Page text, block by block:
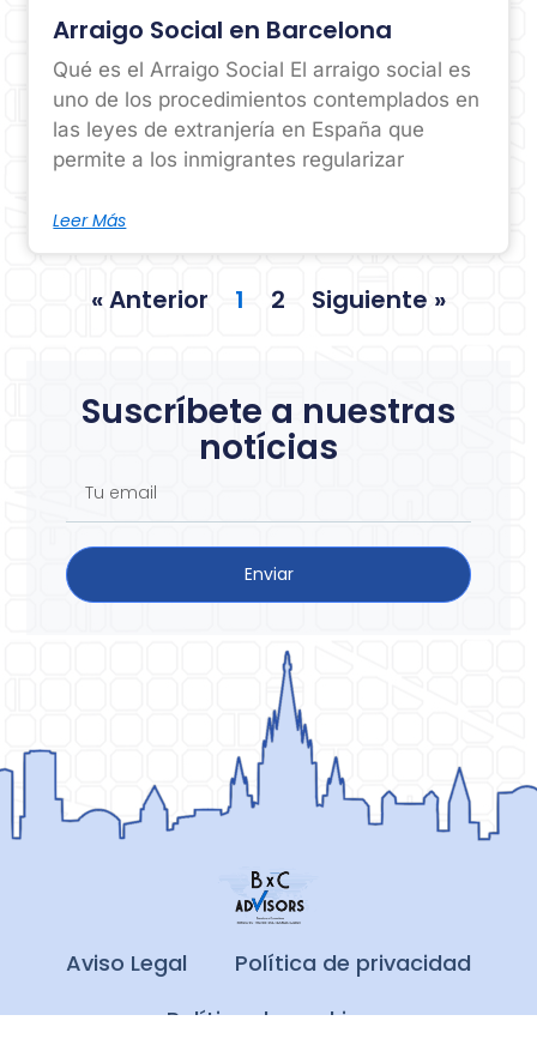
Arraigo Social en Barcelona
Qué es el Arraigo Social El arraigo social es
uno de los procedimientos contemplados en
las leyes de extranjería en España que
permite a los inmigrantes regularizar
Leer Más
« Anterior 1 2 Siguiente »
Suscríbete a nuestras
notícias
Enviar
Aviso Legal
Política de privacidad
Política de cookies